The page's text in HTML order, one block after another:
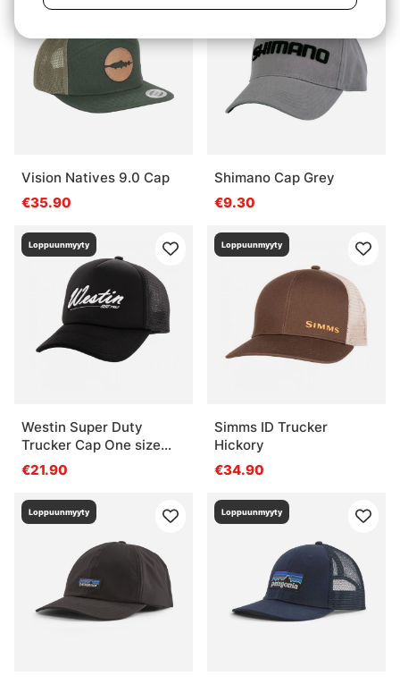
Vision Natives 9.0 Cap
€35.90
Shimano Cap Grey
€9.30
Loppuunmyyty
Westin Super Duty
Trucker Cap One size
Black
€21.90
Loppuunmyyty
Simms ID Trucker
Hickory
€34.90
Loppuunmyyty Loppuunmyyty